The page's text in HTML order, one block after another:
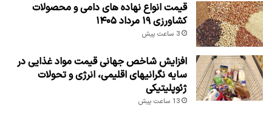
قیمت انواع نهاده های دامی و محصولات
کشاورزی ۱۹ مرداد ۱۴۰۵
3 ساعت پیش
افزایش شاخص جهانی قیمت مواد غذایی در
سایه نگرانیهای اقلیمی، انرژی و تحولات
ژئوپلیتیکی
13 ساعت پیش